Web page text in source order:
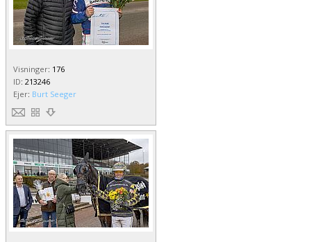
Visninger: 176
ID: 213246
Ejer: Burt Seeger